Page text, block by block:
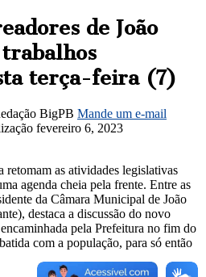
de João
terça-feira (7)
BigPB Mande um e-mail
fevereiro 6, 2023
retomam as atividades legislativas
agenda cheia pela frente. Entre as
da Câmara Municipal de João
destaca a discussão do novo
pela Prefeitura no fim do
com a população, para só então